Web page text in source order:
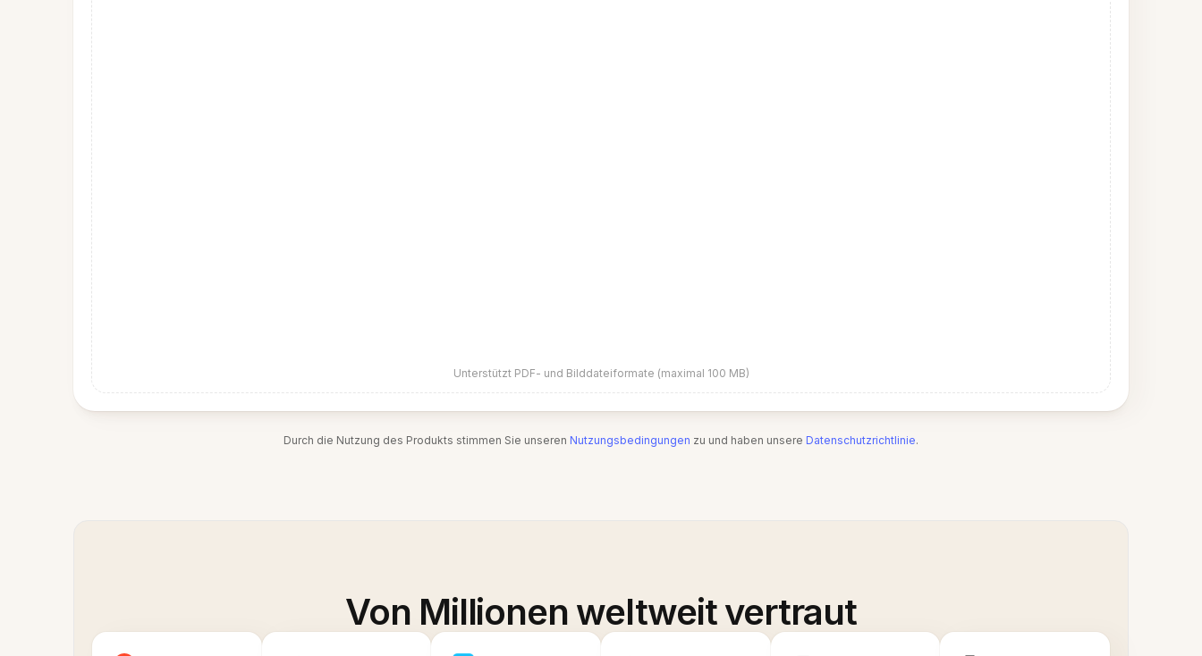
Unterstützt PDF- und Bilddateiformate (maximal 100 MB)
Durch die Nutzung des Produkts stimmen Sie unseren Nutzungsbedingungen zu und haben unsere Datenschutzrichtlinie.
Von Millionen weltweit vertraut